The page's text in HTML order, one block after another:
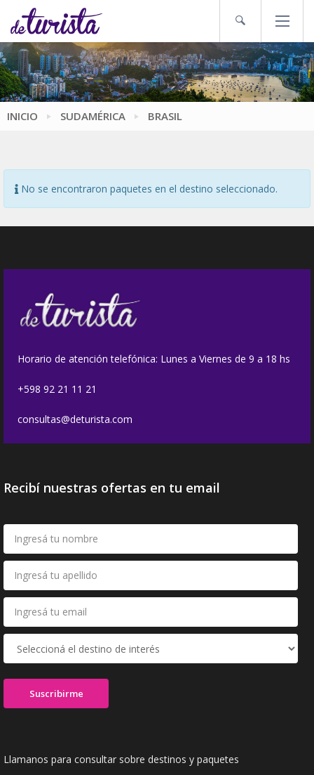
INICIO SUDAMÉRICA BRASIL
No se encontraron paquetes en el destino seleccionado.
Horario de atención telefónica: Lunes a Viernes de 9 a 18 hs
+598 92 21 11 21
consultas@deturista.com
Recibí nuestras ofertas en tu email
Llamanos para consultar sobre destinos y paquetes